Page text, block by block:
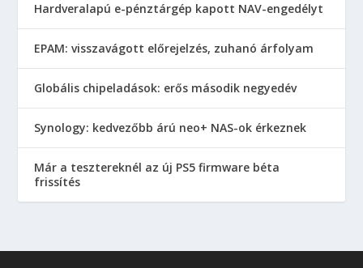
Hardveralapú e-pénztárgép kapott NAV-engedélyt
EPAM: visszavágott előrejelzés, zuhanó árfolyam
Globális chipeladások: erős második negyedév
Synology: kedvezőbb árú neo+ NAS-ok érkeznek
Már a tesztereknél az új PS5 firmware béta
frissítés